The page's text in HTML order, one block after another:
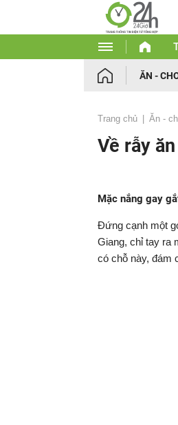
ĂN -
Trang chủ Ăn -
Về rẫy
Mặc nắng gay
Đứng cạnh một
Giang, chỉ tay ra
có chỗ này, đám